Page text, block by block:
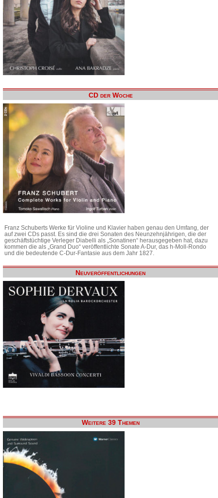
CD der Woche
Franz Schuberts Werke für Violine und Klavier haben genau den Umfang, der
auf zwei CDs passt. Es sind die drei Sonaten des Neunzehnjährigen, die der
geschäftstüchtige Verleger Diabelli als „Sonatinen“ herausgegeben hat, dazu
kommen die als „Grand Duo“ veröffentlichte Sonate A-Dur, das h-Moll-Rondo
und die bedeutende C-Dur-Fantasie aus dem Jahr 1827.
Neuveröffentlichungen
Weitere 39 Themen